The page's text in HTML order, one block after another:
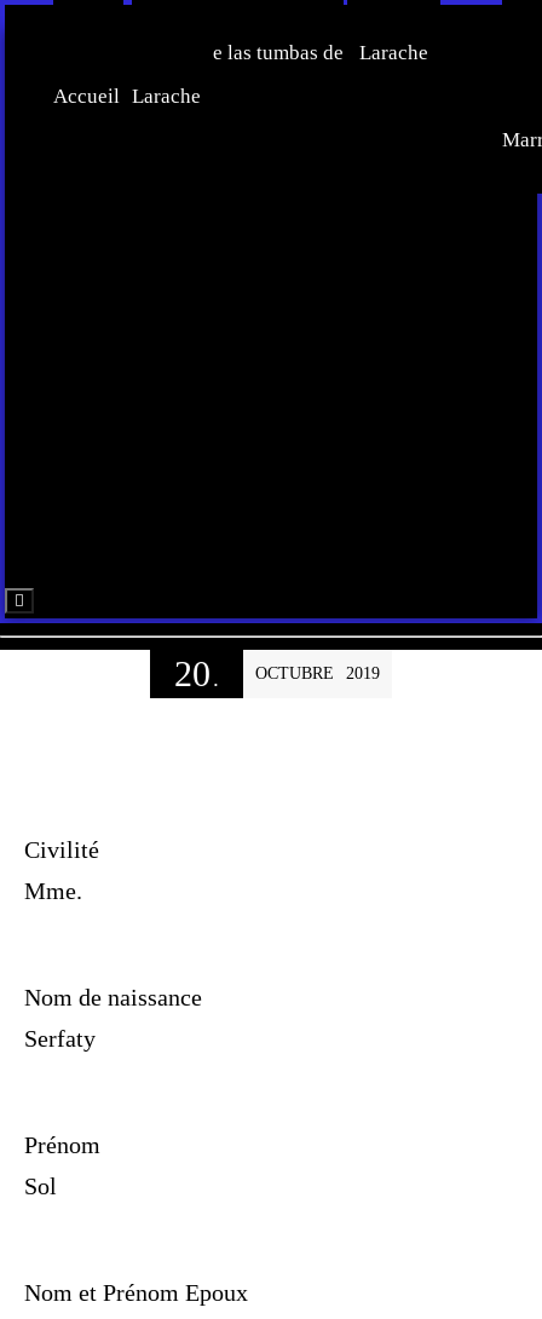
Accueil
Censo de las tumbas de
Larache
Larache
Menú conmutador hamburguesa
20. OCTUBRE 2019
Civilité
Mme.
Nom de naissance
Serfaty
Prénom
Sol
Nom et Prénom Epoux